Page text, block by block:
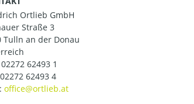
Ortlieb GmbH
Straße 3
Tulln an der Donau
02272 62493 1
62493 4